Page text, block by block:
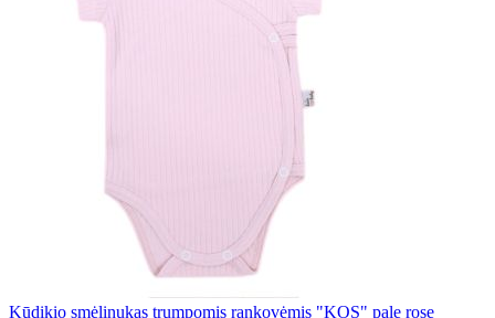
Kūdikio smėlinukas trumpomis rankovėmis "KOS" pale rose